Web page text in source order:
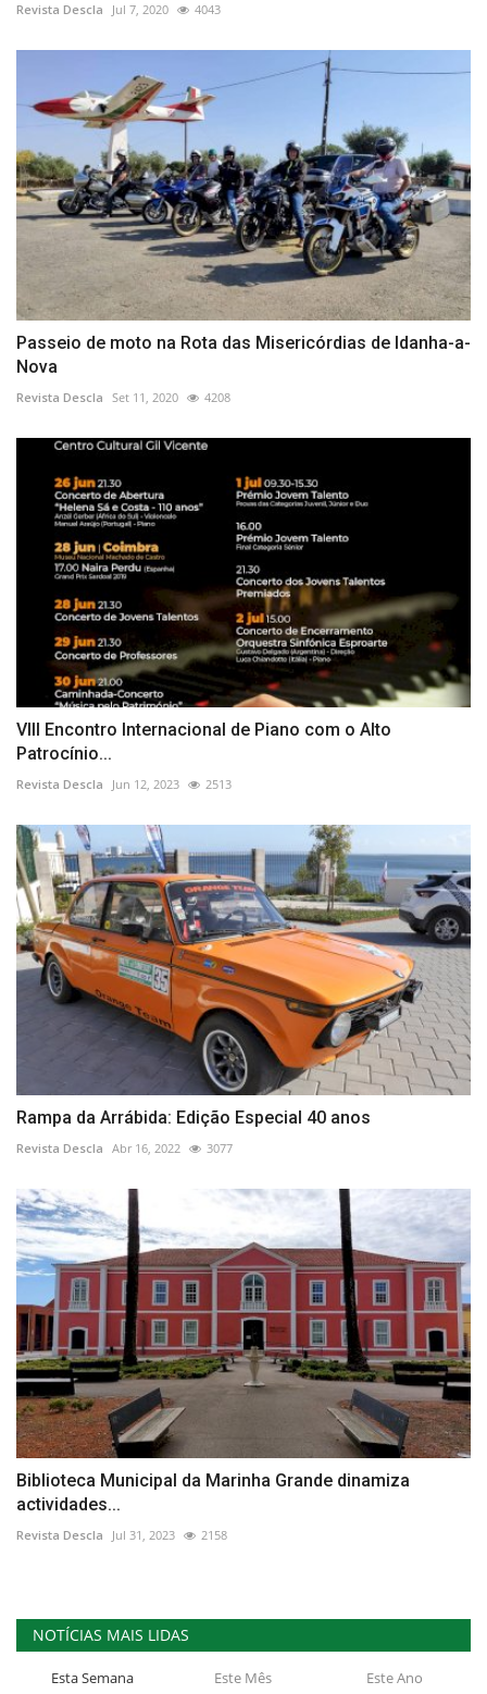
Revista Descla Jul 7, 2020 4043
Passeio de moto na Rota das Misericórdias de Idanha-a-
Nova
Revista Descla Set 11, 2020 4208
VIII Encontro Internacional de Piano com o Alto
Patrocínio...
Revista Descla Jun 12, 2023 2513
Rampa da Arrábida: Edição Especial 40 anos
Revista Descla Abr 16, 2022 3077
Biblioteca Municipal da Marinha Grande dinamiza
actividades...
Revista Descla Jul 31, 2023 2158
NOTÍCIAS MAIS LIDAS
Esta Semana Este Mês Este Ano